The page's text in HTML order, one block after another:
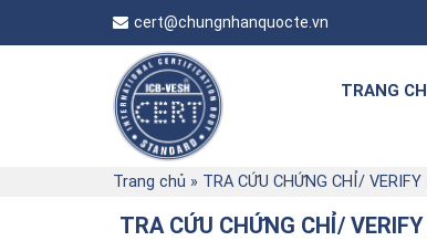
cert@chungnhanquocte.vn
TRANG
Trang chủ » TRA CỨU CHỨNG CHỈ/ VERIFY
TRA CỨU CHỨNG CHỈ/